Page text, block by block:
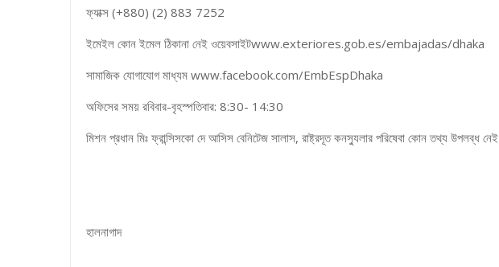
ফ্যাক্স (+880) (2) 883 7252
ইমেইল কোন ইমেল ঠিকানা নেই ওয়েবসাইটwww.exteriores.gob.es/embajadas/dhaka
সামাজিক যোগাযোগ মাধ্যম www.facebook.com/EmbEspDhaka
অফিসের সময় রবিবার-বৃহস্পতিবার: 8:30- 14:30
মিশন প্রধান মিঃ ফ্রান্সিসকো দে আসিস বেনিটেজ সালাস, রাষ্ট্রদূত কনস্যুলার পরিষেবা কোন তথ্য উপলব্ধ নেই
হালনাগাদ